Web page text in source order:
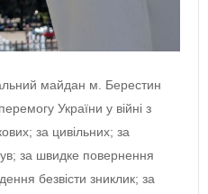
майдан м. Берестин
України у війні з
за цивільних; за
за швидке повернення
безвісти зниклик; за